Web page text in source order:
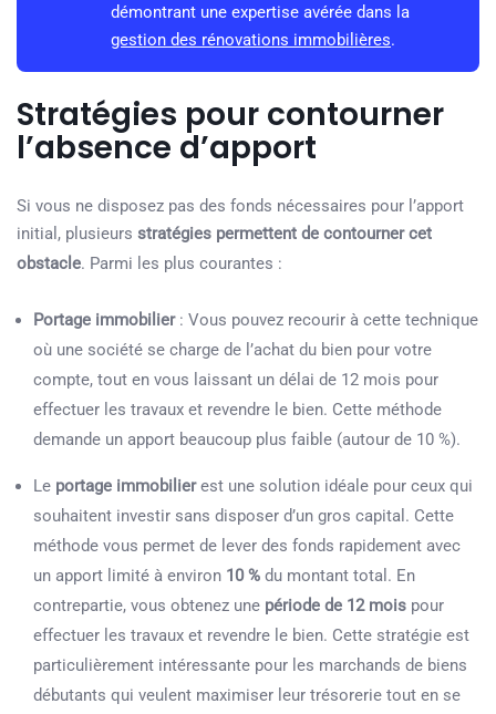
démontrant une expertise avérée dans la
gestion des rénovations immobilières.
Stratégies pour contourner
l’absence d’apport
Si vous ne disposez pas des fonds nécessaires pour l’apport
initial, plusieurs stratégies permettent de contourner cet
obstacle. Parmi les plus courantes :
Portage immobilier: Vous pouvez recourir à cette technique
où une société se charge de l’achat du bien pour votre
compte, tout en vous laissant un délai de 12 mois pour
effectuer les travaux et revendre le bien. Cette méthode
demande un apport beaucoup plus faible (autour de 10 %).
Le portage immobilierest une solution idéale pour ceux qui
souhaitent investir sans disposer d’un gros capital. Cette
méthode vous permet de lever des fonds rapidement avec
un apport limité à environ 10 % du montant total. En
contrepartie, vous obtenez une période de 12 mois pour
effectuer les travaux et revendre le bien. Cette stratégie est
particulièrement intéressante pour les marchands de biens
débutants qui veulent maximiser leur trésorerie tout en se